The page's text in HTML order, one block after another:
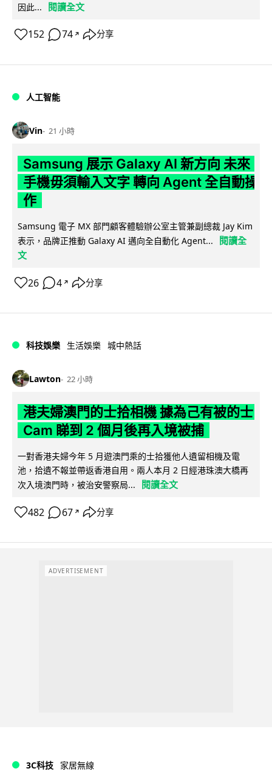
因此...
閱讀全文
152 74 ↗ 分享
人工智能
Vin 21 小時
Samsung 展示 Galaxy AI 新方向 未來
手機毋須輸入文字 轉向 Agent 全自動操
作
Samsung 電子 MX 部門顧客體驗辦公室主管兼副總裁 Jay Kim
表示，品牌正推動 Galaxy AI 邁向全自動化 Agent...
閱讀全
文
26 4 ↗ 分享
科技娛樂 生活娛樂 城中熱話
Lawton 22 小時
港夫婦澳門的士拾相機 據為己有被的士
Cam 睇到 2 個月後再入境被捕
一對香港夫婦今年 5 月遊澳門乘的士拾獲他人遺留相機及電
池，拾遺不報並帶返香港自用。兩人本月 2 日經港珠澳大橋再
次入境澳門時，被治安警察局...
閱讀全文
482 67 ↗ 分享
ADVERTISEMENT
3C科技 家居無線